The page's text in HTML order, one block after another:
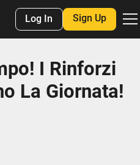
Log In Sign Up
I Rinforzi
La Giornata!